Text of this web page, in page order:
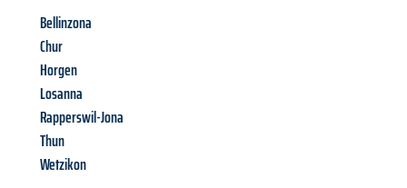
Bellinzona
Chur
Horgen
Losanna
Rapperswil-Jona
Thun
Wetzikon